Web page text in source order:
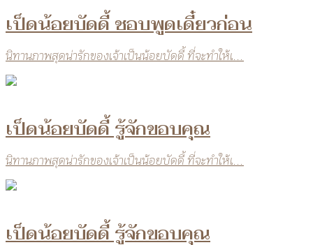
เป็ดน้อยบัดดี้ ชอบพูดเดี๋ยวก่อน
นิทานภาพสุดน่ารักของเจ้าเป็นน้อยบัดดี้ ที่จะทำให้เ...
เป็ดน้อยบัดดี้ รู้จักขอบคุณ
นิทานภาพสุดน่ารักของเจ้าเป็นน้อยบัดดี้ ที่จะทำให้เ...
เป็ดน้อยบัดดี้ รู้จักขอบคุณ